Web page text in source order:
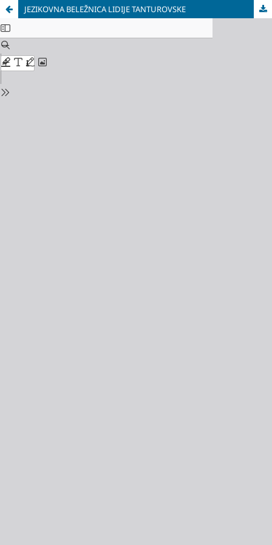
JEZIKOVNА BELEŽNICA LIDIJE TANTUROVSKE